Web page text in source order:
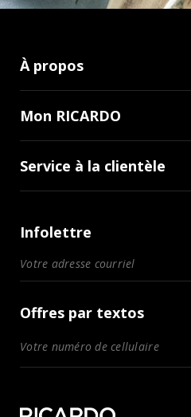
À propos
Mon RICARDO
Service à la clientèle
Infolettre
Offres par textos